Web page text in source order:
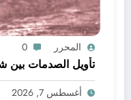
المحرر 0
تأويل الصدمات بين
أغسطس 7, 2026